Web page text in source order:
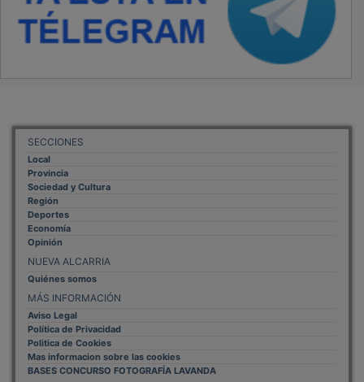
SECCIONES
Local
Provincia
Sociedad y Cultura
Región
Deportes
Economía
Opinión
NUEVA ALCARRIA
Quiénes somos
MÁS INFORMACIÓN
Aviso Legal
Política de Privacidad
Politica de Cookies
Mas informacion sobre las cookies
BASES CONCURSO FOTOGRAFÍA LAVANDA